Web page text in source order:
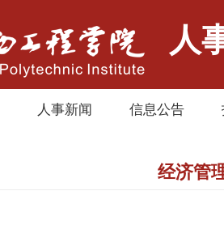
人
人事新闻 信息公告
经济管